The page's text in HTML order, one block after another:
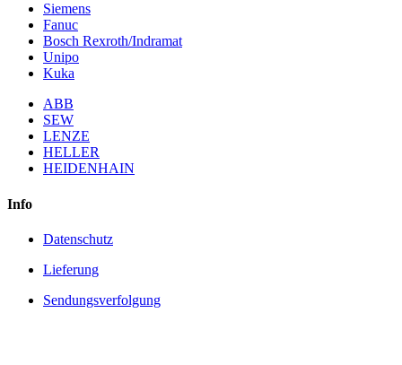
Siemens
Fanuc
Bosch Rexroth/Indramat
Unipo
Kuka
ABB
SEW
LENZE
HELLER
HEIDENHAIN
Info
Datenschutz
Lieferung
Sendungsverfolgung